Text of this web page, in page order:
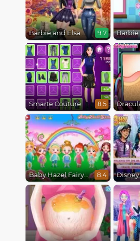
Barbie and Elsa Autumn Patterns 9.7
Smarte Couture 8.5
Baby Hazel Fairyland Ballet 8.4